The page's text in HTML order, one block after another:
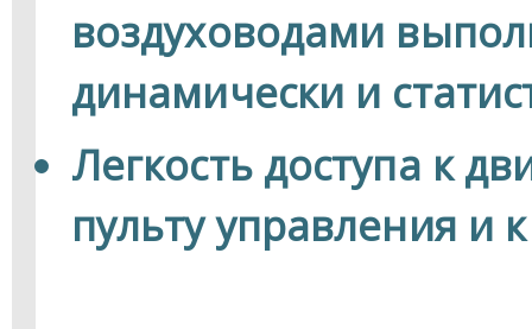
воздуховодами
динамически и
Легкость доступа к
пульту управления